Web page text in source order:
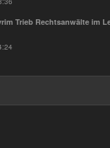
Trieb Rechtsanwälte im